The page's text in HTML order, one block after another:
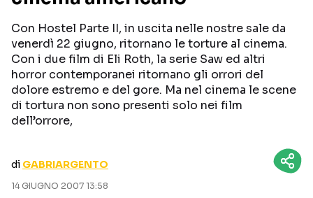
Categorie
NOTIZIE
CURIOSITÀ
RECENSIONI
TRAILER
BOX OFFICE
Con Hostel Parte II, in uscita nelle nostre sale da
venerdì 22 giugno, ritornano le torture al cinema.
Con i due film di Eli Roth, la serie Saw ed altri
horror contemporanei ritornano gli orrori del
dolore estremo e del gore. Ma nel cinema le scene
di tortura non sono presenti solo nei film
dell’orrore,
di GABRIARGENTO
14 GIUGNO 2007 13:58